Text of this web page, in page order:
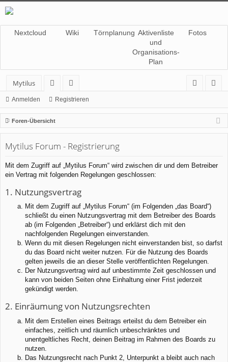
Nextcloud Wiki Törnplanung Aktivenliste
und
Organisations-
Plan
Fotos
Mytilus
or
en
itg
lie
de
r
m
el
n
ist
rie
n
Anmelden Registrieren
Foren-Übersicht
Mytilus Forum - Registrierung
Mit dem Zugriff auf „Mytilus Forum“ wird zwischen dir und dem Betreiber
ein Vertrag mit folgenden Regelungen geschlossen:
1. Nutzungsvertrag
Mit dem Zugriff auf „Mytilus Forum“ (im Folgenden „das Board“)
schließt du einen Nutzungsvertrag mit dem Betreiber des Boards
ab (im Folgenden „Betreiber“) und erklärst dich mit den
nachfolgenden Regelungen einverstanden.
Wenn du mit diesen Regelungen nicht einverstanden bist, so darfst
du das Board nicht weiter nutzen. Für die Nutzung des Boards
gelten jeweils die an dieser Stelle veröffentlichten Regelungen.
Der Nutzungsvertrag wird auf unbestimmte Zeit geschlossen und
kann von beiden Seiten ohne Einhaltung einer Frist jederzeit
gekündigt werden.
2. Einräumung von Nutzungsrechten
Mit dem Erstellen eines Beitrags erteilst du dem Betreiber ein
einfaches, zeitlich und räumlich unbeschränktes und
unentgeltliches Recht, deinen Beitrag im Rahmen des Boards zu
nutzen.
Das Nutzungsrecht nach Punkt 2, Unterpunkt a bleibt auch nach